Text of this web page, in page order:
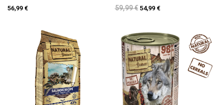
56,99 € 59,99 € 54,99 €